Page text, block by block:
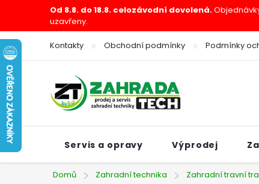
obsah
Od 8.8. do 18.8. celozávodní dovolená.
uzavřeny.
Kontakty Obchodní podmínky Podmínky
Servis a opravy Výprodej
Domů Zahradní technika Zahradní travní